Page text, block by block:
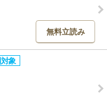
無料立読み